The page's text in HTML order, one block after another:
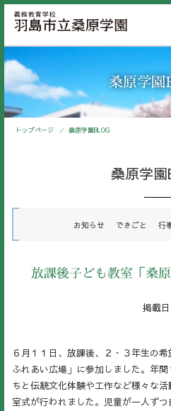
桑原学
トップページ 桑原学園BLOG
桑原学園
お知らせ できごと 行
放課後子ども教室「桑
掲載
６月１１日、放課後、２・３年生の
ふれあい広場」に参加しました。年
ちと伝統文化体験や工作など様々な
室式が行われました。児童が一人ず